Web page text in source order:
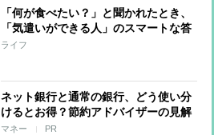
「何が食べたい？」と聞かれたとき、
「気遣いができる人」のスマートな答
え方
ライフ
ネット銀行と通常の銀行、どう使い分
けるとお得？節約アドバイザーの見解
マネー PR